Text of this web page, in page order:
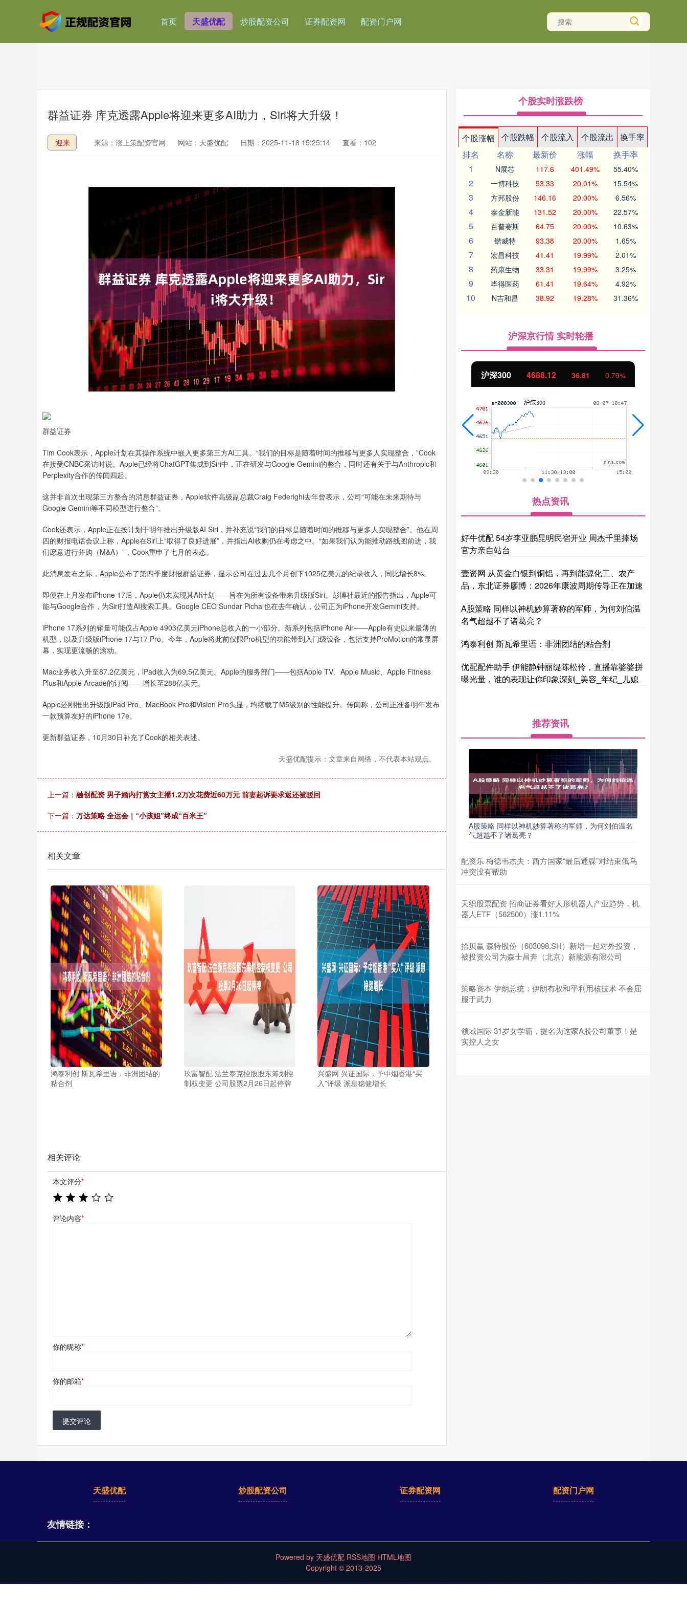
首页 天盛优配 炒股配资公司 证券配资网 配资门户网
群益证券 库克透露Apple将迎来更多AI助力，Siri将大升级！
迎来 来源：涨上策配资官网 网站：天盛优配 日期：2025-11-18 15:25:14 查看：102
群益证券
Tim Cook表示，Apple计划在其操作系统中嵌入更多第三方AI工具。“我们的目标是随着时间的推移与更多人实现整合，”Cook
在接受CNBC采访时说。Apple已经将ChatGPT集成到Siri中，正在研发与Google Gemini的整合，同时还有关于与Anthropic和
Perplexity合作的传闻四起。
这并非首次出现第三方整合的消息群益证券，Apple软件高级副总裁Craig Federighi去年曾表示，公司“可能在未来期待与
Google Gemini等不同模型进行整合”。
Cook还表示，Apple正在按计划于明年推出升级版AI Siri，并补充说“我们的目标是随着时间的推移与更多人实现整合”。他在周
四的财报电话会议上称，Apple在Siri上“取得了良好进展”，并指出AI收购仍在考虑之中。“如果我们认为能推动路线图前进，我
们愿意进行并购（M&A）”，Cook重申了七月的表态。
此消息发布之际，Apple公布了第四季度财报群益证券，显示公司在过去几个月创下1025亿美元的纪录收入，同比增长8%。
即便在上月发布iPhone 17后，Apple仍未实现其AI计划——旨在为所有设备带来升级版Siri。彭博社最近的报告指出，Apple可
能与Google合作，为Siri打造AI搜索工具。Google CEO Sundar Pichai也在去年确认，公司正为iPhone开发Gemini支持。
iPhone 17系列的销量可能仅占Apple 4903亿美元iPhone总收入的一小部分。新系列包括iPhone Air——Apple有史以来最薄的
机型，以及升级版iPhone 17与17 Pro。今年，Apple将此前仅限Pro机型的功能带到入门级设备，包括支持ProMotion的常显屏
幕，实现更流畅的滚动。
Mac业务收入升至87.2亿美元，iPad收入为69.5亿美元。Apple的服务部门——包括Apple TV、Apple Music、Apple Fitness
Plus和Apple Arcade的订阅——增长至288亿美元。
Apple还刚推出升级版iPad Pro、MacBook Pro和Vision Pro头显，均搭载了M5级别的性能提升。传闻称，公司正准备明年发布
一款预算友好的iPhone 17e。
更新群益证券，10月30日补充了Cook的相关表述。
天盛优配提示：文章来自网络，不代表本站观点。
上一篇： 融创配资 男子婚内打赏女主播1.2万次花费近60万元 前妻起诉要求返还被驳回
下一篇： 万达策略 全运会｜“小孩姐”终成“百米王”
相关文章
鸿泰利创 斯瓦希里语：非洲团结的
粘合剂
玖富智配 法兰泰克控股股东筹划控
制权变更 公司股票2月26日起停牌
兴盛网 兴证国际：予中烟香港“买
入”评级 派息稳健增长
相关评论
本文评分*
评论内容*
你的昵称*
你的邮箱*
提交评论
个股实时涨跌榜
个股涨幅 个股跌幅 个股流入 个股流出
换手率
排名
名称 最新价 涨幅
换手率
1
N展芯 117.6 401.49% 55.40%
2 一博科技 53.33 20.01% 15.54%
3 方邦股份 146.16 20.00% 6.56%
4 泰金新能 131.52 20.00% 22.57%
5 百普赛斯 64.75 20.00% 10.63%
6 锴威特 93.38 20.00% 1.65%
7 宏昌科技 41.41 19.99% 2.01%
8 药康生物 33.31 19.99% 3.25%
9 毕得医药 61.41 19.64% 4.92%
10 N吉和昌 38.92 19.28% 31.36%
沪深京行情 实时轮播
3912.61 12.26 0.31% 深证成指 14267.85 157.73 1.12% 4688.12 36.81 0.79%
热点资讯
好牛优配 54岁李亚鹏昆明民宿开业 周杰千里捧场
官方亲自站台
壹资网 从黄金白银到铜铝，再到能源化工、农产
品，东北证券廖博：2026年康波周期传导正在加速
A股策略 同样以神机妙算著称的军师，为何刘伯温
名气超越不了诸葛亮？
鸿泰利创 斯瓦希里语：非洲团结的粘合剂
优配配件助手 伊能静钟丽缇陈松伶，直播靠婆婆拼
曝光量，谁的表现让你印象深刻_美容_年纪_儿媳
推荐资讯
A股策略 同样以神机妙算著称的军师，为何刘伯温名
气超越不了诸葛亮？
配资乐 梅德韦杰夫：西方国家“最后通牒”对结束俄乌
冲突没有帮助
天织股票配资 招商证券看好人形机器人产业趋势，机
器人ETF（562500）涨1.11%
拾贝赢 森特股份（603098.SH）新增一起对外投资，
被投资公司为森士昌奔（北京）新能源有限公司
策略资本 伊朗总统：伊朗有权和平利用核技术 不会屈
服于武力
领域国际 31岁女学霸，提名为这家A股公司董事！是
实控人之女
天盛优配 炒股配资公司 证券配资网 配资门户网
友情链接：
Powered by 天盛优配 RSS地图 HTML地图
Copyright © 2013-2025